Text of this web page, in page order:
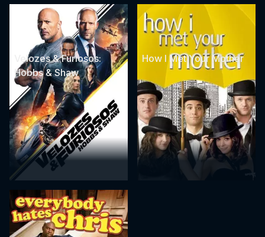
Velozes & Furiosos:
Hobbs & Shaw
How I Met Your Mother